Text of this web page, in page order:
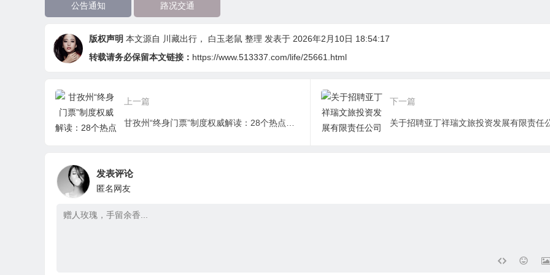
公告通知 路况交通
版权声明 本文源自 川藏出行 ， 白玉老鼠 整理 发表于 2026年2月10日 18:54:17
转载请务必保留本文链接： https://www.513337.com/life/25661.html
上一篇
甘孜州“终身门票”制度权威解读：28个热点问题，一文说清“一生之约”
下一篇
发表评论
匿名网友